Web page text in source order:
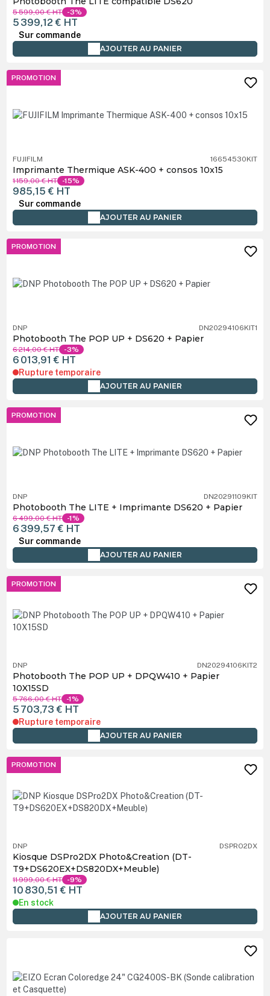
5 599,00 €HT -3%
5 399,12 € HT
Sur commande
AJOUTER AU PANIER
PROMOTION
FUJIFILM 16654530KIT
Imprimante Thermique ASK-400 + consos 10x15
1 159,00 €HT -15%
985,15 € HT
Sur commande
AJOUTER AU PANIER
PROMOTION
DNP DN20294106KIT1
Photobooth The POP UP + DS620 + Papier
6 214,00 €HT -3%
6 013,91 € HT
Rupture temporaire
AJOUTER AU PANIER
PROMOTION
DNP DN20291109KIT
Photobooth The LITE + Imprimante DS620 + Papier
6 499,00 €HT -1%
6 399,57 € HT
Sur commande
AJOUTER AU PANIER
PROMOTION
DNP DN20294106KIT2
Photobooth The POP UP + DPQW410 + Papier
10X15SD
5 766,00 €HT -1%
5 703,73 € HT
Rupture temporaire
AJOUTER AU PANIER
PROMOTION
DNP DSPRO2DX
Kiosque DSPro2DX Photo&Creation (DT-
T9+DS620EX+DS820DX+Meuble)
11 999,00 €HT -9%
10 830,51 € HT
En stock
AJOUTER AU PANIER